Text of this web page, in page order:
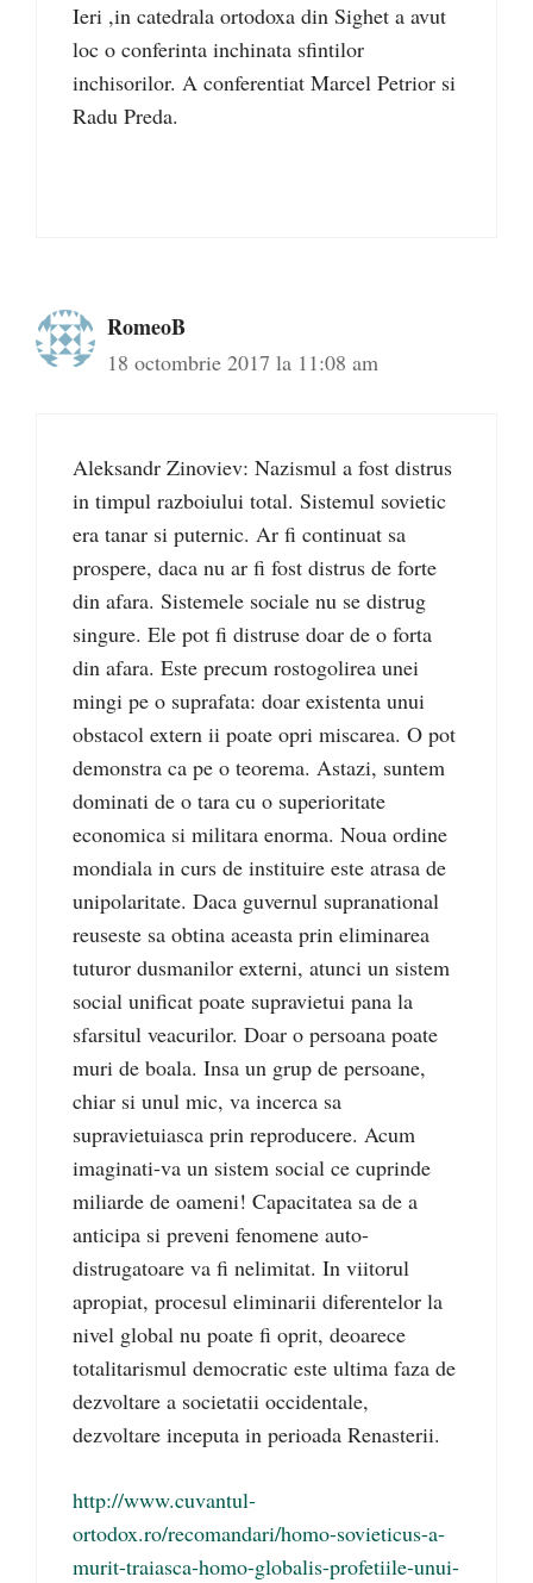
Ieri ,in catedrala ortodoxa din Sighet a avut
loc o conferinta inchinata sfintilor
inchisorilor. A conferentiat Marcel Petrior si
Radu Preda.
RomeoB
18 octombrie 2017 la 11:08 am
Aleksandr Zinoviev: Nazismul a fost distrus
in timpul razboiului total. Sistemul sovietic
era tanar si puternic. Ar fi continuat sa
prospere, daca nu ar fi fost distrus de forte
din afara. Sistemele sociale nu se distrug
singure. Ele pot fi distruse doar de o forta
din afara. Este precum rostogolirea unei
mingi pe o suprafata: doar existenta unui
obstacol extern ii poate opri miscarea. O pot
demonstra ca pe o teorema. Astazi, suntem
dominati de o tara cu o superioritate
economica si militara enorma. Noua ordine
mondiala in curs de instituire este atrasa de
unipolaritate. Daca guvernul supranational
reuseste sa obtina aceasta prin eliminarea
tuturor dusmanilor externi, atunci un sistem
social unificat poate supravietui pana la
sfarsitul veacurilor. Doar o persoana poate
muri de boala. Insa un grup de persoane,
chiar si unul mic, va incerca sa
supravietuiasca prin reproducere. Acum
imaginati-va un sistem social ce cuprinde
miliarde de oameni! Capacitatea sa de a
anticipa si preveni fenomene auto-
distrugatoare va fi nelimitat. In viitorul
apropiat, procesul eliminarii diferentelor la
nivel global nu poate fi oprit, deoarece
totalitarismul democratic este ultima faza de
dezvoltare a societatii occidentale,
dezvoltare inceputa in perioada Renasterii.
http://www.cuvantul-
ortodox.ro/recomandari/homo-sovieticus-a-
murit-traiasca-homo-globalis-profetiile-unui-